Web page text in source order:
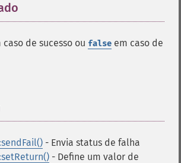
caso de sucesso ou false em caso de
- Envia status de falha
- Define um valor de